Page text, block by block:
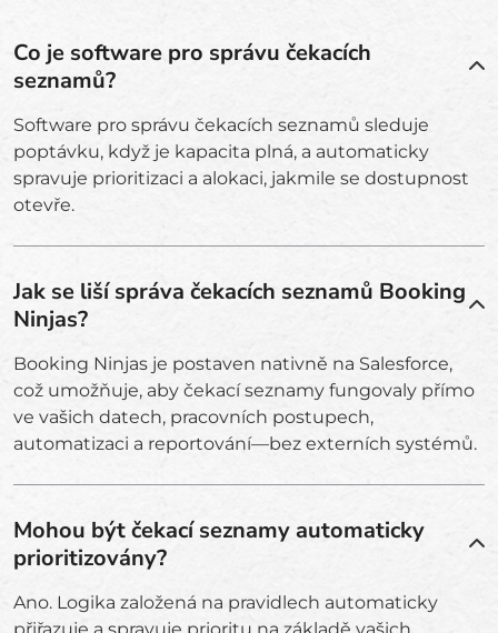
Co je software pro správu čekacích
seznamů?
Software pro správu čekacích seznamů sleduje
poptávku, když je kapacita plná, a automaticky
spravuje prioritizaci a alokaci, jakmile se dostupnost
otevře.
Jak se liší správa čekacích seznamů Booking
Ninjas?
Booking Ninjas je postaven nativně na Salesforce,
což umožňuje, aby čekací seznamy fungovaly přímo
ve vašich datech, pracovních postupech,
automatizaci a reportování—bez externích systémů.
Mohou být čekací seznamy automaticky
prioritizovány?
Ano. Logika založená na pravidlech automaticky